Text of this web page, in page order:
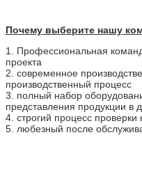
Почему выберите нашу
1. Профессиональная
проекта
2. современное
производственный процесс
3. полный набор
представления продукции в
4. строгий процесс проверки
5. любезный после